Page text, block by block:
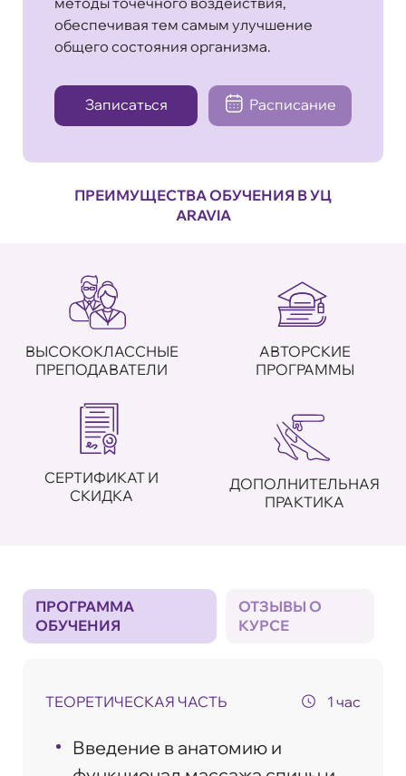
обеспечивая тем самым улучшение
общего состояния организма.
Записаться Расписание
ПРЕИМУЩЕСТВА ОБУЧЕНИЯ В УЦ
ARAVIA
ВЫСОКОКЛАССНЫЕ
ПРЕПОДАВАТЕЛИ
АВТОРСКИЕ
ПРОГРАММЫ
СЕРТИФИКАТ И
СКИДКА
ДОПОЛНИТЕЛЬНАЯ
ПРАКТИКА
ПРОГРАММА
ОБУЧЕНИЯ
ОТЗЫВЫ О
КУРСЕ
ТЕОРЕТИЧЕСКАЯ ЧАСТЬ 1 час
Введение в анатомию и